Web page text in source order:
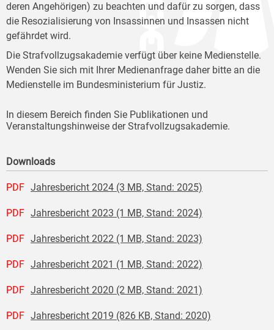
deren Angehörigen) zu beachten und dafür zu sorgen, dass
die Resozialisierung von Insassinnen und Insassen nicht
gefährdet wird.
Die Strafvollzugsakademie verfügt über keine Medienstelle.
Wenden Sie sich mit Ihrer Medienanfrage daher bitte an die
Medienstelle im Bundesministerium für Justiz.
In diesem Bereich finden Sie Publikationen und
Veranstaltungshinweise der Strafvollzugsakademie.
Downloads
PDF Jahresbericht 2024 (3 MB, Stand: 2025)
PDF Jahresbericht 2023 (1 MB, Stand: 2024)
PDF Jahresbericht 2022 (1 MB, Stand: 2023)
PDF Jahresbericht 2021 (1 MB, Stand: 2022)
PDF Jahresbericht 2020 (2 MB, Stand: 2021)
PDF Jahresbericht 2019 (826 KB, Stand: 2020)